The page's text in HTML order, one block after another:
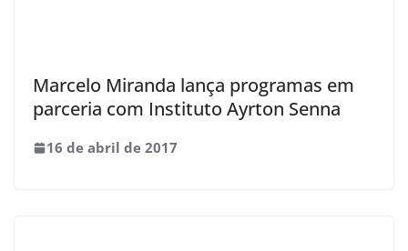
Marcelo Miranda lança programas em
parceria com Instituto Ayrton Senna
16 de abril de 2017